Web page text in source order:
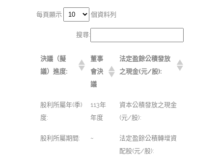
每頁顯示 個資料列
搜尋:
決議（擬
議）進度:
董事
會決
議
法定盈餘公積發放
之現金(元/股):
股利所屬年(季)
度:
113年
年度
資本公積發放之現金
(元/股):
股利所屬期間: ~
法定盈餘公積轉增資
配股(元/股):